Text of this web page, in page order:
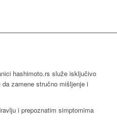
hashimoto.rs služe isključivo
zamene stručno mišljenje i
i prepoznatim simptomima